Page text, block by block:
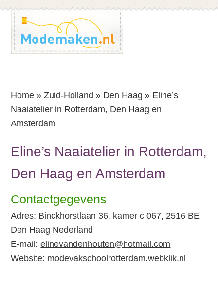
Spring
naar
de
inhoud
Spring
naar
de
voettekst
Home »Zuid-Holland » Den Haag » Eline’s
Naaiatelier in Rotterdam, Den Haag en
Amsterdam
Eline’s Naaiatelier in Rotterdam,
Den Haag en Amsterdam
Contactgegevens
Adres: Binckhorstlaan 36, kamer c 067, 2516 BE
Den Haag Nederland
E-mail:elinevandenhouten@hotmail.com
Website: modevakschoolrotterdam.webklik.nl